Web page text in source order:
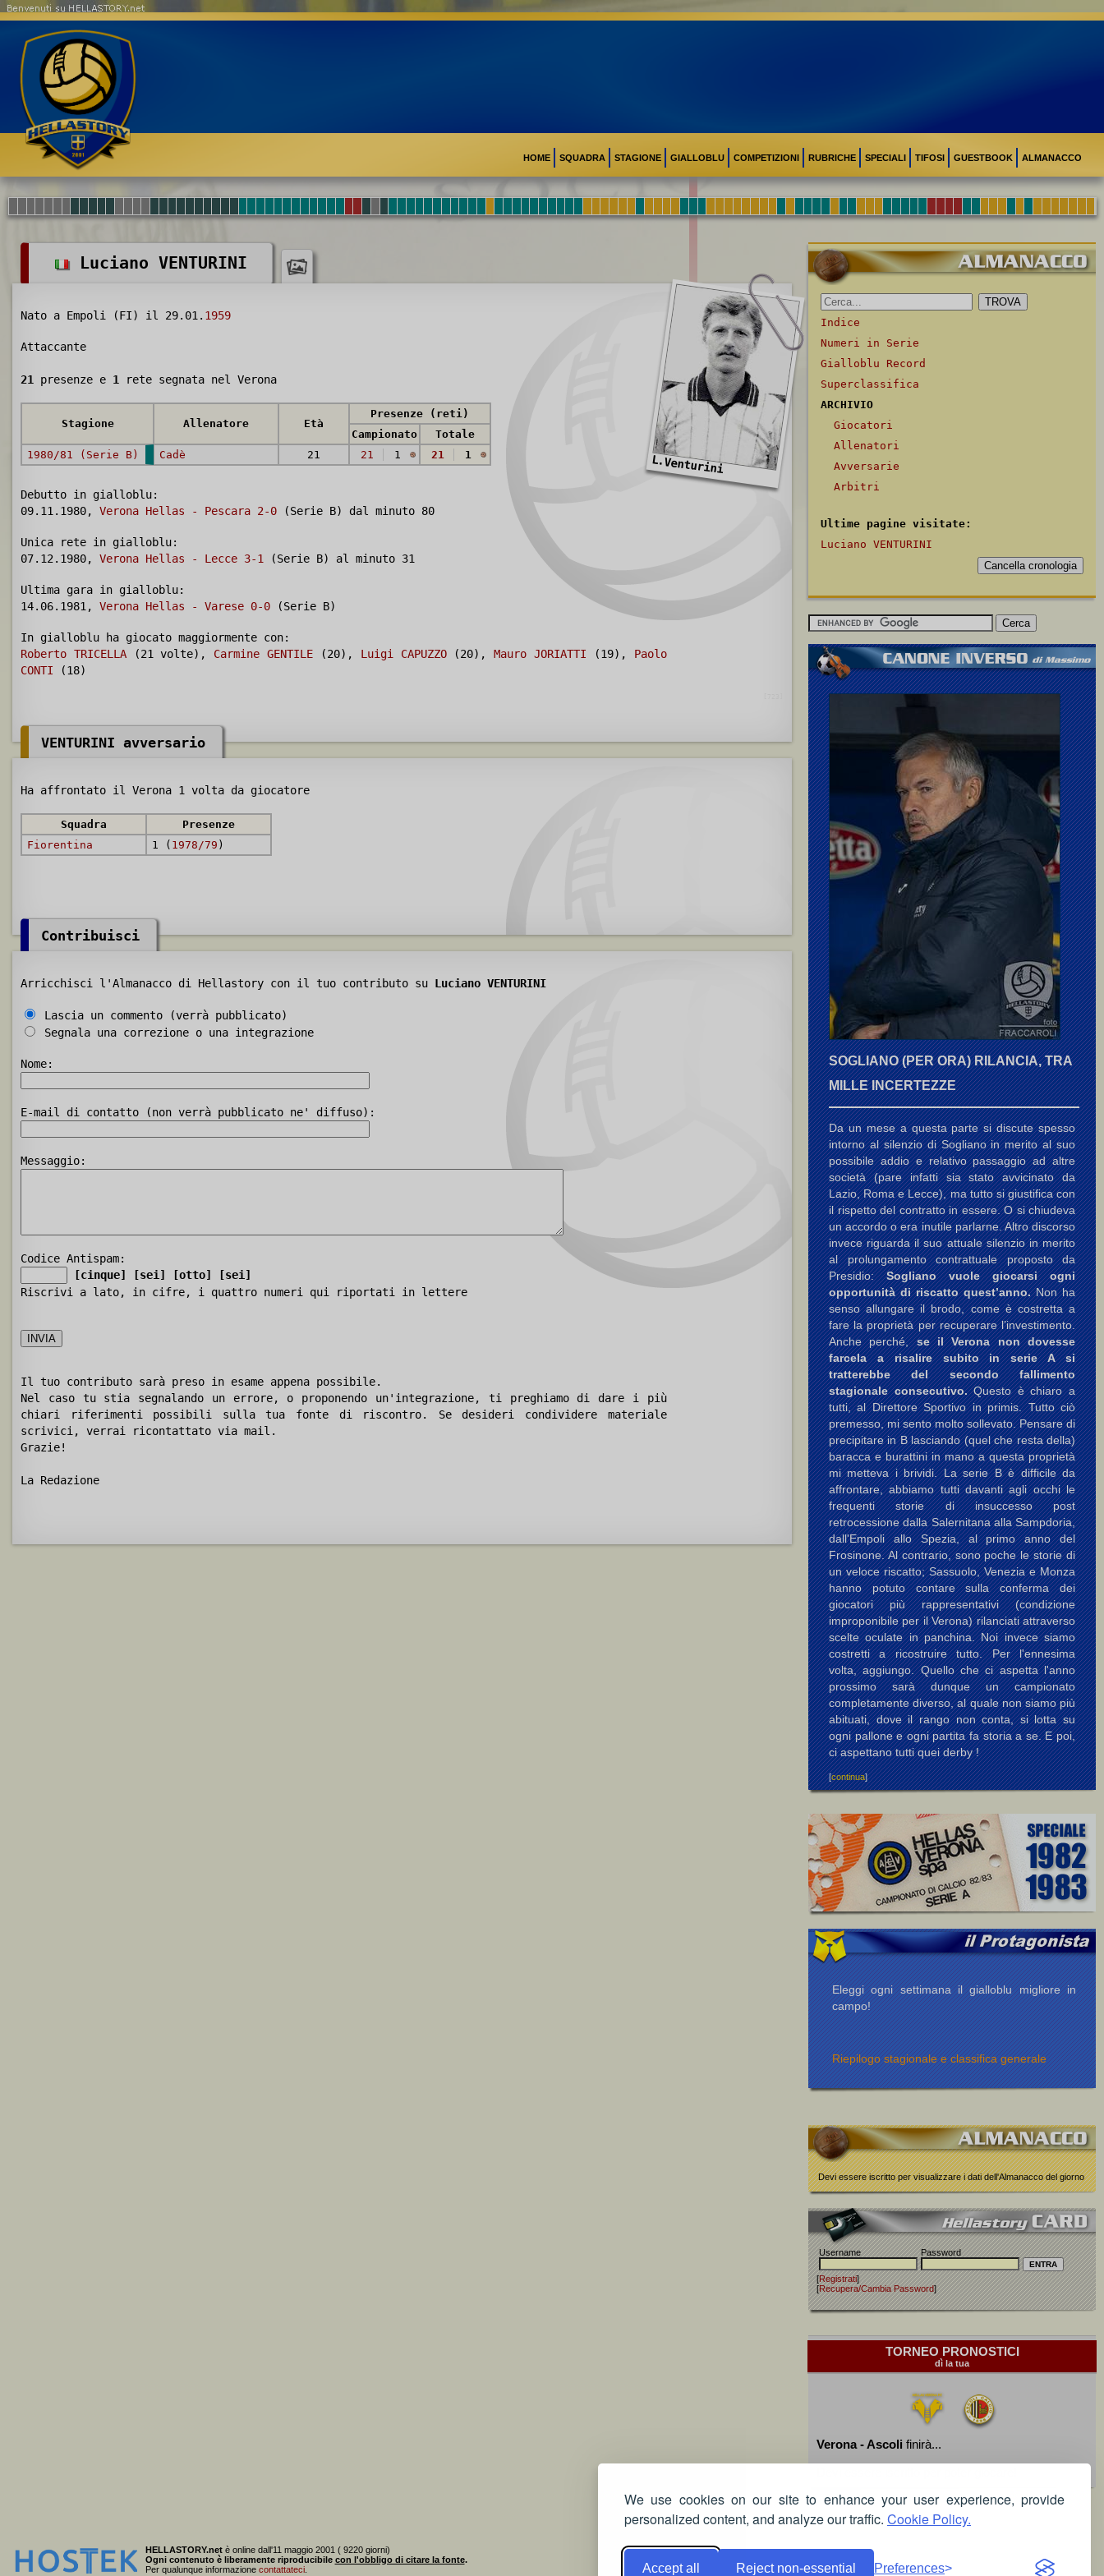
We use cookies on our site to enhance your user experience, provide
personalized content, and analyze our traffic. Cookie Policy.
Accept all Reject non-essential Preferences
HOME SQUADRA STAGIONE GIALLOBLU COMPETIZIONI RUBRICHE SPECIALI TIFOSI GUESTBOOK ALMANACCO
Benvenuti su HELLASTORY.net
Luciano VENTURINI
L.Venturini
Nato a Empoli (FI) il 29.01. 1959
Attaccante
21 presenze e 1 rete segnata nel Verona
Stagione Allenatore Età
Presenze (reti)
Campionato
Totale
1980/81 (Serie B)
Cadè 21 21 1 21 1
Debutto in gialloblu:
09.11.1980, Verona Hellas - Pescara 2-0 (Serie B) dal minuto 80
Unica rete in gialloblu:
07.12.1980, Verona Hellas - Lecce 3-1 (Serie B) al minuto 31
Ultima gara in gialloblu:
14.06.1981, Verona Hellas - Varese 0-0 (Serie B)
In gialloblu ha giocato maggiormente con:
Roberto TRICELLA(21 volte), Carmine GENTILE (20), Luigi CAPUZZO(20),Mauro JORIATTI (19), Paolo
CONTI (18)
VENTURINI avversario
Ha affrontato il Verona 1 volta da giocatore
Squadra
Presenze
Fiorentina
1 ( 1978/79 )
Contribuisci
Arricchisci l'Almanacco di Hellastory con il tuo contributo su Luciano VENTURINI
Lascia un commento (verrà pubblicato)
Segnala una correzione o una integrazione
Nome:
E-mail di contatto (non verrà pubblicato ne' diffuso):
Messaggio:
Codice Antispam:
[cinque]
[sei] [otto]
[sei]
Riscrivi a lato, in cifre, i quattro numeri qui riportati in lettere
Il tuo contributo sarà preso in esame appena possibile.
Nel caso tu stia segnalando un errore, o proponendo un'integrazione, ti preghiamo di dare i più
chiari riferimenti possibili sulla tua fonte di riscontro. Se desideri condividere materiale
scrivici, verrai ricontattato via mail.
Grazie!
La Redazione
Indice
Numeri in Serie
Gialloblu Record
Superclassifica
ARCHIVIO
Giocatori
Allenatori
Avversarie
Arbitri
Ultime pagine visitate:
Luciano VENTURINI
SOGLIANO (PER ORA) RILANCIA, TRA
MILLE INCERTEZZE
Da un mese a questa parte si discute spesso
intorno al silenzio di Sogliano in merito al suo
possibile addio e relativo passaggio ad altre
società (pare infatti sia stato avvicinato da
Lazio, Roma e Lecce), ma tutto si giustifica con
il rispetto del contratto in essere. O si chiudeva
un accordo o era inutile parlarne. Altro discorso
invece riguarda il suo attuale silenzio in merito
al prolungamento contrattuale proposto da
Presidio:Sogliano vuole giocarsi ogni
opportunità di riscatto quest’anno.Non ha
senso allungare il brodo, come è costretta a
fare la proprietà per recuperare l’investimento.
Anche perché,se il Verona non dovesse
farcela a risalire subito in serie A si
tratterebbe del secondo fallimento
stagionale consecutivo.Questo è chiaro a
tutti, al Direttore Sportivo in primis. Tutto ciò
premesso, mi sento molto sollevato. Pensare di
precipitare in B lasciando (quel che resta della)
baracca e burattini in mano a questa proprietà
mi metteva i brividi. La serie B è difficile da
affrontare, abbiamo tutti davanti agli occhi le
frequenti storie di insuccesso post
retrocessione dalla Salernitana alla Sampdoria,
dall'Empoli allo Spezia, al primo anno del
Frosinone. Al contrario, sono poche le storie di
un veloce riscatto; Sassuolo, Venezia e Monza
hanno potuto contare sulla conferma dei
giocatori più rappresentativi (condizione
improponibile per il Verona) rilanciati attraverso
scelte oculate in panchina. Noi invece siamo
costretti a ricostruire tutto. Per l'ennesima
volta, aggiungo. Quello che ci aspetta l'anno
prossimo sarà dunque un campionato
completamente diverso, al quale non siamo più
abituati, dove il rango non conta, si lotta su
ogni pallone e ogni partita fa storia a se. E poi,
ci aspettano tutti quei derby !
[continua]
Eleggi ogni settimana il gialloblu migliore in
campo!
Riepilogo stagionale e classifica generale
Devi essere iscritto per visualizzare i dati dell'Almanacco del giorno
Username Password
[Registrati]
[Recupera/Cambia Password]
TORNEO PRONOSTICI
dì la tua
Verona - Ascoli finirà...
HELLASTORY.netè online dall'11 maggio 2001 ( 9220 giorni)
Ogni contenuto è liberamente riproducibile con l'obbligo di citare la fonte.
Per qualunque informazione contattateci.